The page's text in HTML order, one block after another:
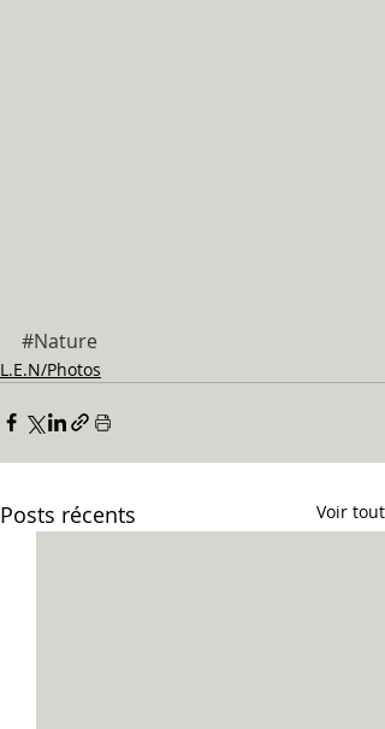
#Nature
L.E.N/Photos
Posts récents Voir tout